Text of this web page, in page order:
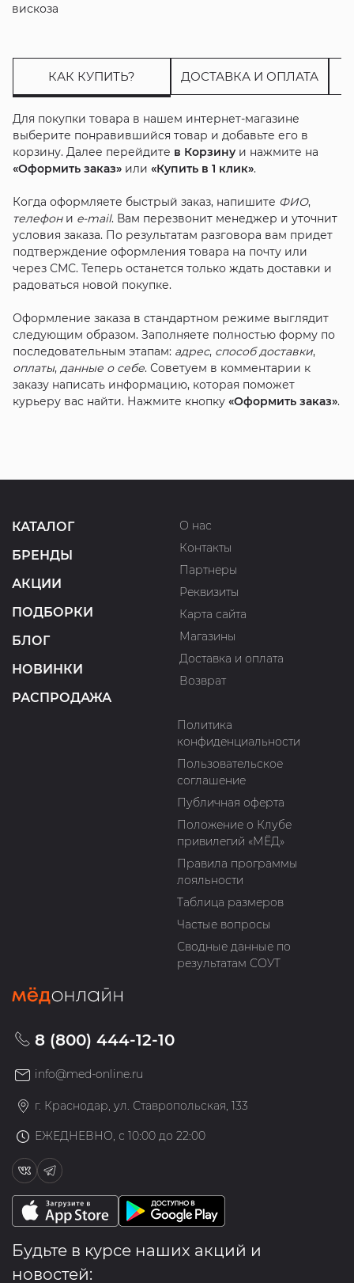
вискоза
КАК КУПИТЬ? ДОСТАВКА И ОПЛАТА
Для покупки товара в нашем интернет-магазине
выберите понравившийся товар и добавьте его в
корзину. Далее перейдите в Корзинуи нажмите на
«Оформить заказ»или «Купить в 1 клик».
Когда оформляете быстрый заказ, напишите ФИО,
телефони e-mail. Вам перезвонит менеджер и уточнит
условия заказа. По результатам разговора вам придет
подтверждение оформления товара на почту или
через СМС. Теперь останется только ждать доставки и
радоваться новой покупке.
Оформление заказа в стандартном режиме выглядит
следующим образом. Заполняете полностью форму по
последовательным этапам: адрес, способ доставки,
оплаты, данные о себе. Советуем в комментарии к
заказу написать информацию, которая поможет
курьеру вас найти. Нажмите кнопку «Оформить заказ».
КАТАЛОГ
БРЕНДЫ
АКЦИИ
ПОДБОРКИ
БЛОГ
НОВИНКИ
РАСПРОДАЖА
О нас
Контакты
Партнеры
Реквизиты
Карта сайта
Магазины
Доставка и оплата
Возврат
Политика
конфиденциальности
Пользовательское
соглашение
Публичная оферта
Положение о Клубе
привилегий «МЁД»
Правила программы
лояльности
Таблица размеров
Частые вопросы
Сводные данные по
результатам СОУТ
8 (800) 444-12-10
info@med-online.ru
г. Краснодар, ул. Ставропольская, 133
ЕЖЕДНЕВНО, с 10:00 до 22:00
Будьте в курсе наших акций и
новостей: